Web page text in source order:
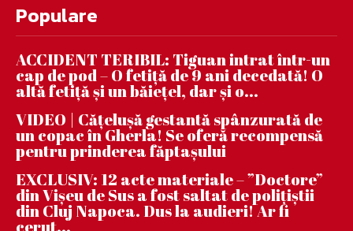
Populare
ACCIDENT TERIBIL: Tiguan intrat într-un
cap de pod – O fetiță de 9 ani decedată! O
altă fetiță și un băiețel, dar și o...
VIDEO | Căţeluşă gestantă spânzurată de
un copac în Gherla! Se oferă recompensă
pentru prinderea făptaşului
EXCLUSIV: 12 acte materiale – ”Doctore”
din Vișeu de Sus a fost saltat de polițiștii
din Cluj Napoca. Dus la audieri! Ar fi
cerut...